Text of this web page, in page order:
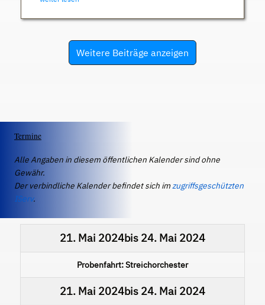
Weitere Beiträge anzeigen
Termine
Alle Angaben in diesem öffentlichen Kalender sind ohne
Gewähr.
Der verbindliche Kalender befindet sich imzugriffsgeschützten
IServ.
21. Mai 2024bis 24. Mai 2024
Probenfahrt: Streichorchester
21. Mai 2024bis 24. Mai 2024